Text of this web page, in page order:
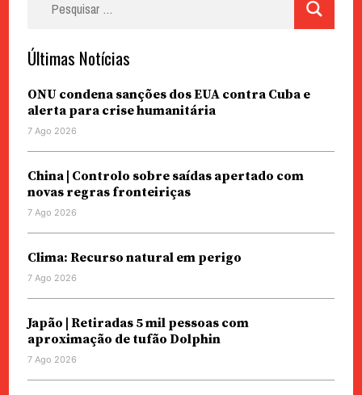
Últimas Notícias
ONU condena sanções dos EUA contra Cuba e
alerta para crise humanitária
7 Ago 2026
China | Controlo sobre saídas apertado com
novas regras fronteiriças
7 Ago 2026
Clima: Recurso natural em perigo
7 Ago 2026
Japão | Retiradas 5 mil pessoas com
aproximação de tufão Dolphin
7 Ago 2026